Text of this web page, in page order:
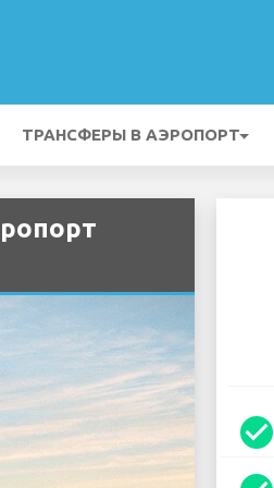
ТРАНСФЕРЫ В АЭРОПОРТ
check_circle